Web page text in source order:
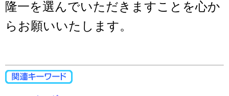
隆一を選んでいただきますことを心か
らお願いいたします。